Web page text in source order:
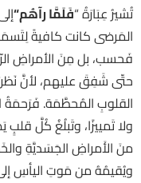
تُشيرُ عِبَارَةُ “فَلَمَّا رآهُم“
المَرضى كانت كافيةً
فَحسب، بل مِنَ الأمراضِ
حتّى شَفِقَ عليهم، لأنَّ
القلوبِ المُحطَّمَة. فَرَحمَةُ
ولا تَمييزًا، وتَبلُغُ كُلَّ
منَ الأَمراضِ الجَسَديَّةِ
ويُقيمُهُ من مَوتِ اليأسِ